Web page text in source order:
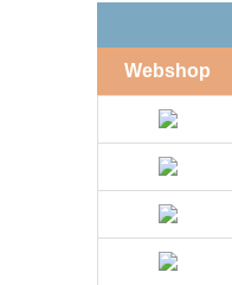
Webshop